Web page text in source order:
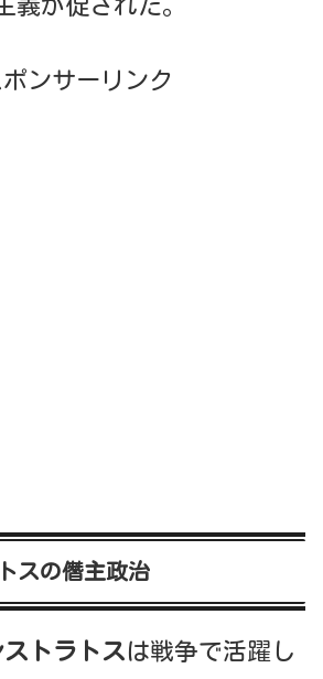
義が促された。
ポンサーリンク
スの僭主政治
トラトスは戦争で活躍し